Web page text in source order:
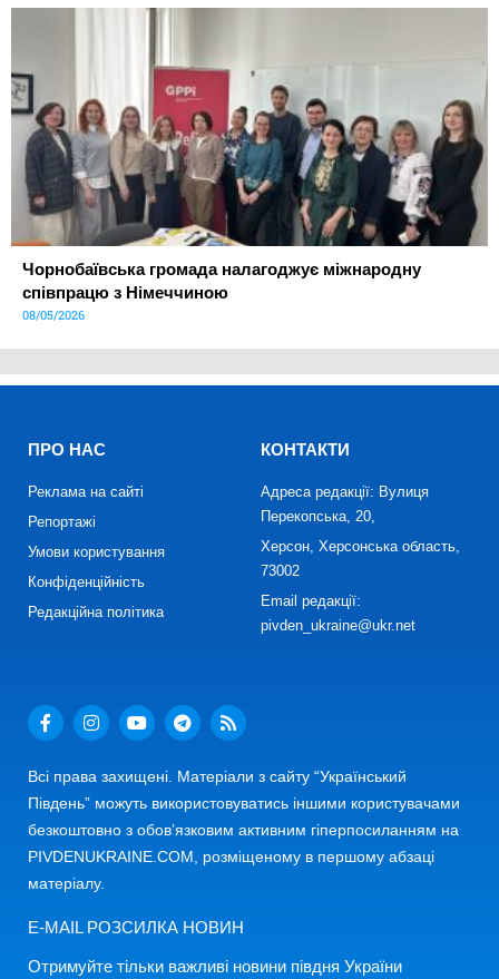
Чорнобаївська громада налагоджує міжнародну
співпрацю з Німеччиною
08/05/2026
ПРО НАС
Реклама на сайті
Репортажі
Умови користування
Конфіденційність
Редакційна політика
КОНТАКТИ
Адреса редакції: Вулиця
Перекопська, 20,
Херсон, Херсонська область,
73002
Email редакції:
pivden_ukraine@ukr.net
Всі права захищені. Матеріали з сайту “Український
Південь” можуть використовуватись іншими користувачами
безкоштовно з обов’язковим активним гіперпосиланням на
PIVDENUKRAINE.COM, розміщеному в першому абзаці
матеріалу.
E-MAIL РОЗСИЛКА НОВИН
Отримуйте тільки важливі новини півдня України